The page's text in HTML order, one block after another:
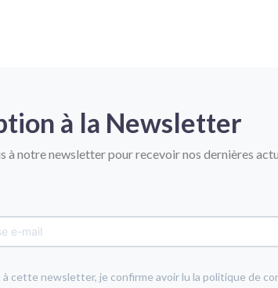
à la Newsletter
à notre newsletter pour recevoir nos dernières
à cette newsletter, je confirme avoir lu la politique de